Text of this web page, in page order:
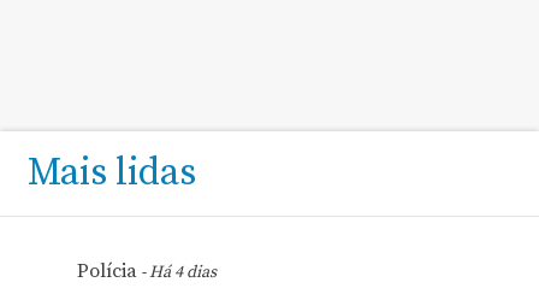
Mais lidas
Polícia- Há 4 dias